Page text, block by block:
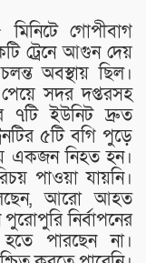
গোপীবাগ
ট্রেনে আগুন দেয়
অবস্থায় ছিল।
সদর দপ্তরসহ
৭টি ইউনিট দ্রুত
৫টি বগি পুড়ে
একজন নিহত হন।
পাওয়া যায়নি।
আরো আহত
নির্বাপনের
পারছেন না।